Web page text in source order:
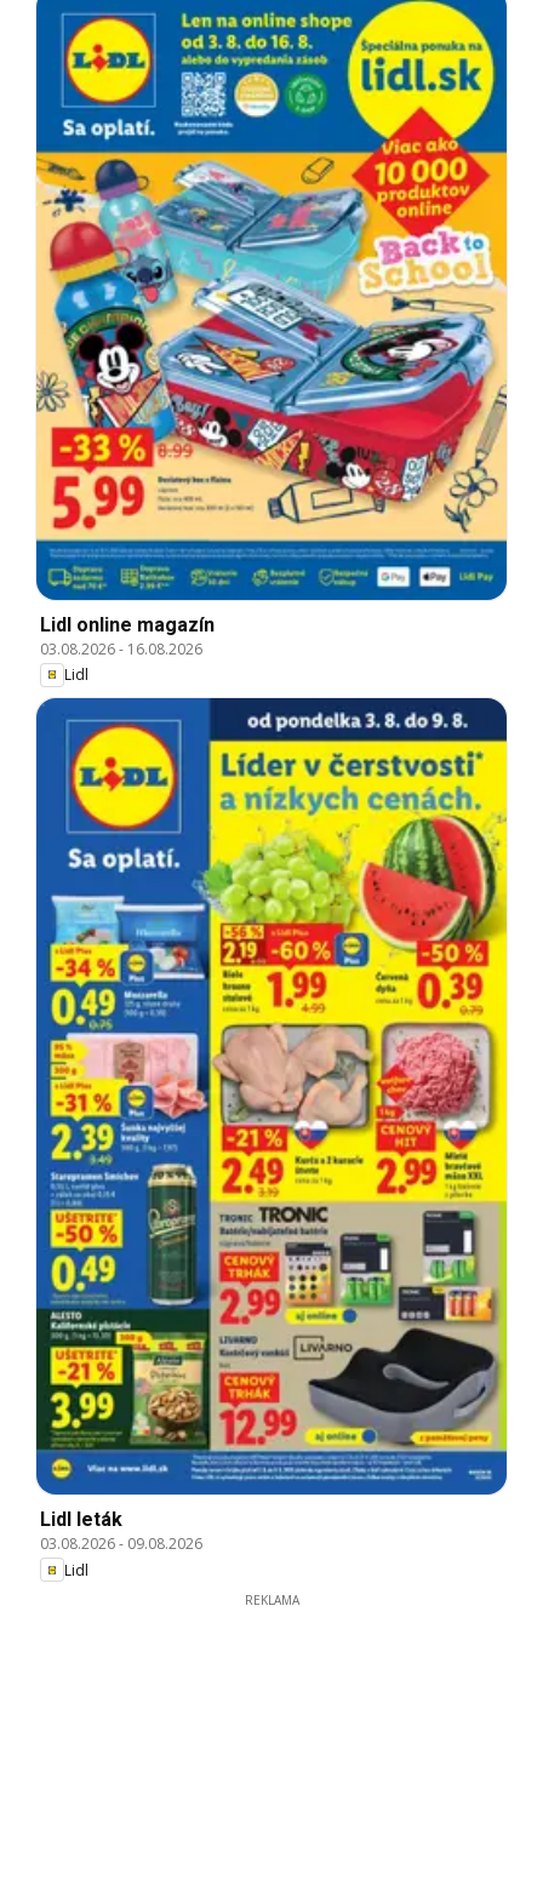
Lidl online magazín
03.08.2026- 16.08.2026
Lidl
Lidl leták
03.08.2026- 09.08.2026
Lidl
REKLAMA